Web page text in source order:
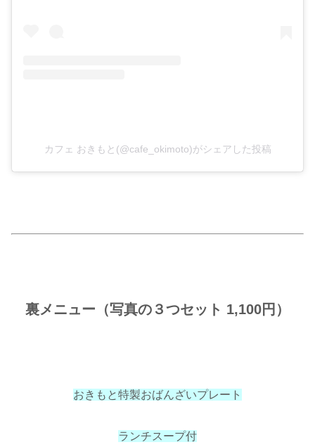
カフェ おきもと(@cafe_okimoto)がシェアした投稿
裏メニュー（写真の３つセット 1,100円）
おきもと特製おばんざいプレート
ランチスープ付